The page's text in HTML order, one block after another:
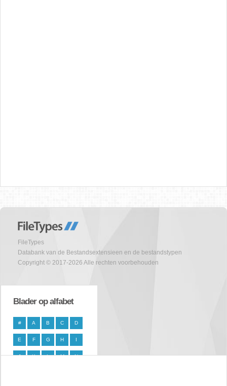
FileTypes
Databank van de Bestandsextensieen en de bestandstypen
Copyright © 2017-2026 Alle rechten voorbehouden
Blader op alfabet
# A B C D
E F G H I
J K L M N